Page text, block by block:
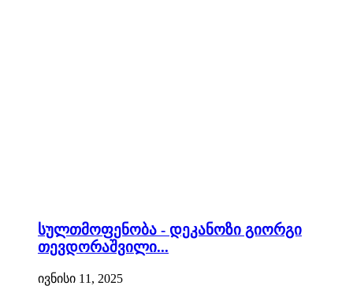
სულთმოფენობა - დეკანოზი გიორგი
თევდორაშვილი...
ივნისი 11, 2025